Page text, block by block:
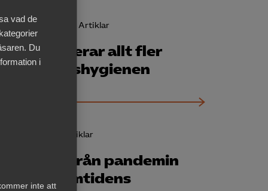
vad de
Du
i
inte att
18 oktober 2021 Artiklar
omvärderar allt fler
Artiklar
Lärdomar från pandemin
framtidens